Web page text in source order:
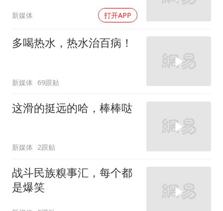
新媒体 打开APP
多喝热水，热水治百病！
新媒体 69跟贴
这滑的挺远的哈，棒棒哒
新媒体 2跟贴
战斗民族糗事汇，每个都
是爆笑